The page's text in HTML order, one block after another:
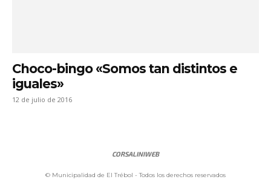
Choco-bingo «Somos tan distintos e
iguales»
12 de julio de 2016
CORSALINIWEB
© Municipalidad de El Trébol - Todos los derechos reservados